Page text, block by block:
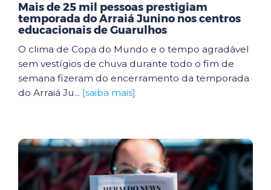
Mais de 25 mil pessoas prestigiam
temporada do Arraiá Junino nos centros
educacionais de Guarulhos
O clima de Copa do Mundo e o tempo agradável
sem vestígios de chuva durante todo o fim de
semana fizeram do encerramento da temporada
do Arraiá Ju... [saiba mais]